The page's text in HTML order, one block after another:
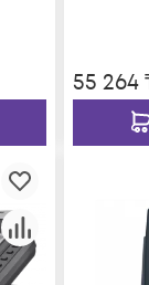
55 264